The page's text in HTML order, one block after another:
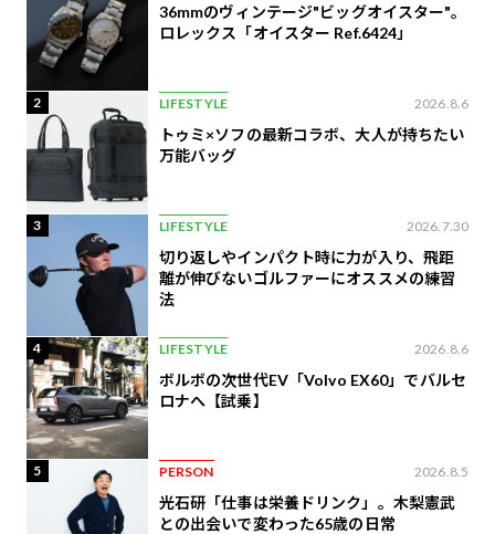
36mmのヴィンテージ"ビッグオイスター"。
ロレックス「オイスター Ref.6424」
2 LIFESTYLE 2026.8.6
トゥミ×ソフの最新コラボ、大人が持ちたい
万能バッグ
3 LIFESTYLE 2026.7.30
切り返しやインパクト時に力が入り、飛距
離が伸びないゴルファーにオススメの練習
法
4 LIFESTYLE 2026.8.6
ボルボの次世代EV「Volvo EX60」でバルセ
ロナへ【試乗】
5 PERSON 2026.8.5
光石研「仕事は栄養ドリンク」。木梨憲武
との出会いで変わった65歳の日常